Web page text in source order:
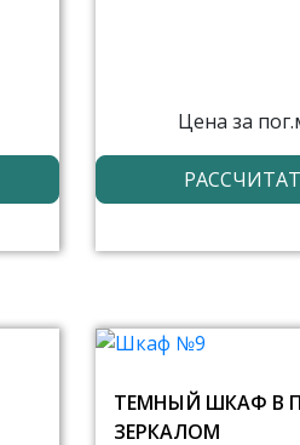
Цена за
ТЕМНЫЙ ШКАФ В
ЗЕРКАЛОМ